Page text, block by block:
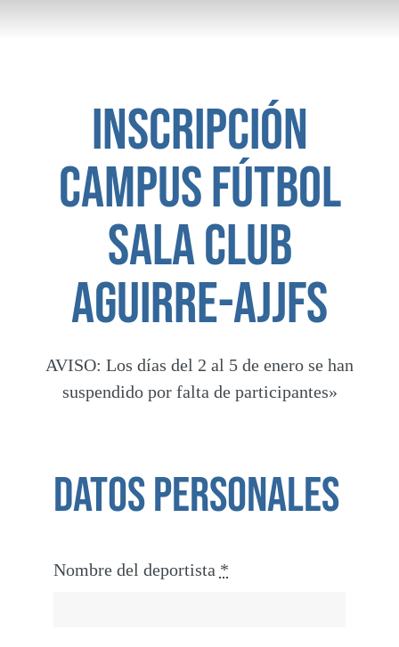
Inscripción
campus fútbol
sala club
aguirre-ajjfs
AVISO: Los días del 2 al 5 de enero se han
suspendido por falta de participantes»
datos personales
Nombre del deportista *